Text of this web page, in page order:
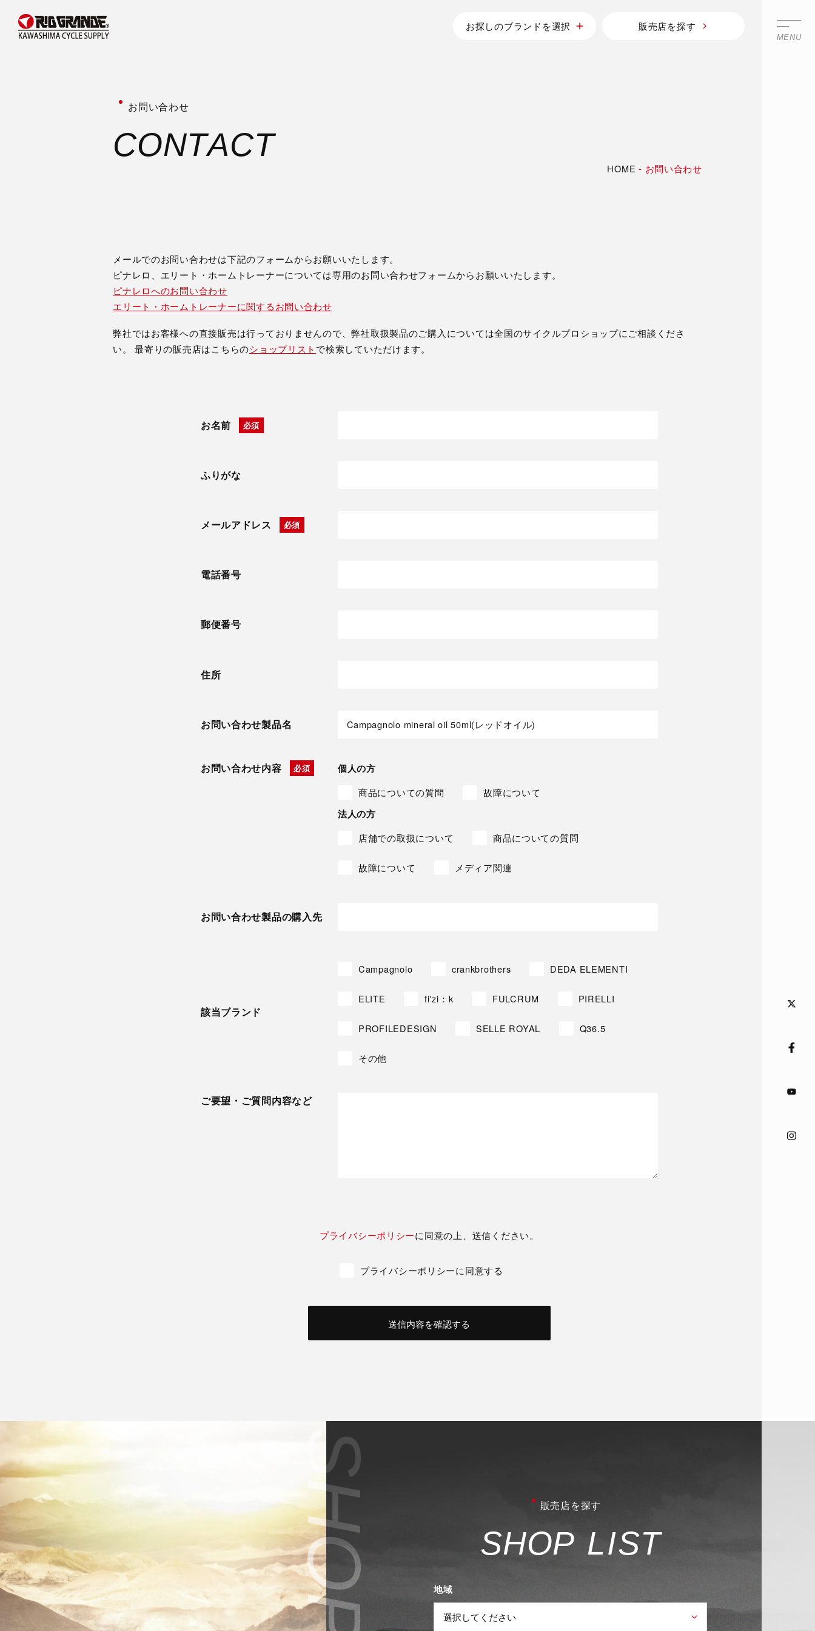
MENU
お探しのブランドを選択 販売店を探す
お問い合わせ
CONTACT
HOME - お問い合わせ
メールでのお問い合わせは下記のフォームからお願いいたします。
ピナレロ、エリート・ホームトレーナーについては専用のお問い合わせフォームからお願いいたします。
ピナレロへのお問い合わせ
エリート・ホームトレーナーに関するお問い合わせ
弊社ではお客様への直接販売は行っておりませんので、弊社取扱製品のご購入については全国のサイクルプロショップにご相談くださ
い。 最寄りの販売店はこちらのショップリスト で検索していただけます。
お名前
ふりがな
メールアドレス
電話番号
郵便番号
住所
お問い合わせ製品名
お問い合わせ内容 個人の方
商品についての質問 故障について
法人の方
店舗での取扱について 商品についての質問
故障について メディア関連
お問い合わせ製品の購入先
該当ブランド
Campagnolo crankbrothers DEDA ELEMENTI
ELITE fi'zi：k FULCRUM PIRELLI
PROFILEDESIGN SELLE ROYAL Q36.5
その他
ご要望・ご質問内容など
プライバシーポリシーに同意の上、送信ください。
プライバシーポリシーに同意する
販売店を探す
SHOP LIST
地域